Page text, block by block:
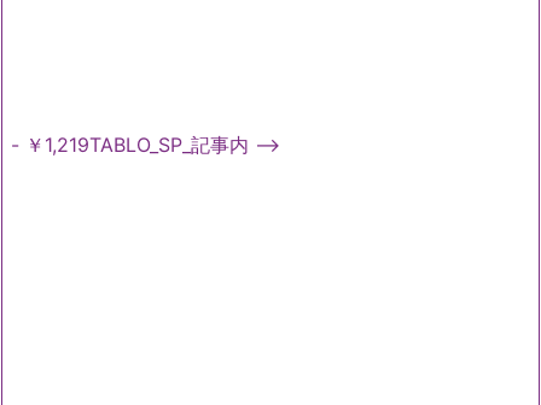
- ￥1,219TABLO_SP_記事内 -->